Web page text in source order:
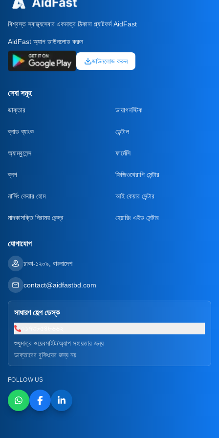
বিশ্বস্ত স্বাস্থ্যসেবার একমাত্র ঠিকানা প্ল্যাটফর্ম AidFast
AidFast অ্যাপ ডাউনলোড করুন
ডাউনলোড করুন
সেবা সমূহ
ডাক্তার ডায়াগনস্টিক
ব্লাড ব্যাংক ডেন্টাল
অ্যাম্বুলেন্স ফার্মেসি
ব্লগ ফিজিওথেরাপি সেন্টার
নার্সিং কেয়ার হোম আই কেয়ার সেন্টার
মাদকাসক্তি নিরাময় কেন্দ্র হেয়ারিং এইড সেন্টার
যোগাযোগ
ঢাকা-১২০৯, বাংলাদেশ
contact@aidfastbd.com
সাধারণ হেল্প ডেস্ক
শুধুমাত্র ওয়েবসাইট/অ্যাপ সহায়তার জন্য
ডাক্তারের বুকিংয়ের জন্য নয়
FOLLOW US